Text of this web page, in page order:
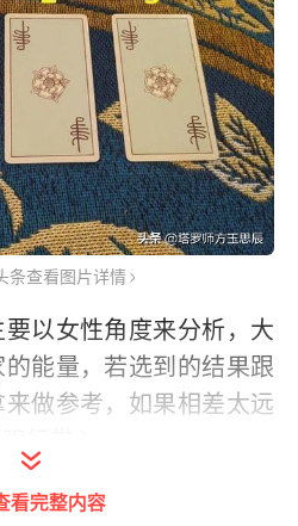
条查看图片详情
以女性角度来分析，大
能量，若选到的结果跟
做参考，如果相差太远
看完整内容